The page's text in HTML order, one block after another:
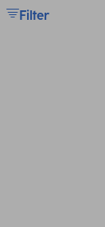
Filter